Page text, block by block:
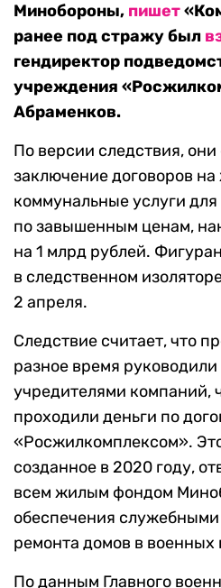
Минобороны, пишет
ранее под стражу был
гендиректор
учреждения
Абраменков.
По версии следствия, они
заключение договоров
коммунальные услуги
по завышенным ценам,
на 1 млрд рублей.
в следственном
2 апреля.
Следствие считает, что
разное время
учредителями компаний,
проходили деньги по
«Росжилкомплексом».
созданное в 2020 году,
всем жилым фондом
обеспечения
ремонта домов в военных
По данным Главного